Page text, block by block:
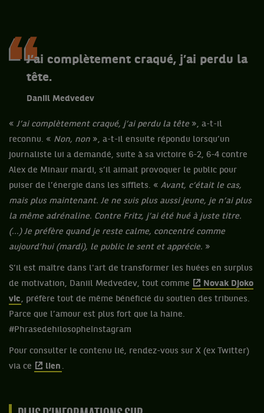
J’ai complètement craqué, j’ai perdu la
tête.
Daniil Medvedev
« J’ai complètement craqué, j’ai perdu la tête », a-t-il
reconnu. « Non, non », a-t-il ensuite répondu lorsqu’un
journaliste lui a demandé, suite à sa victoire 6-2, 6-4 contre
Alex de Minaur mardi, s’il aimait provoquer le public pour
puiser de l’énergie dans les sifflets. « Avant, c’était le cas,
mais plus maintenant. Je ne suis plus aussi jeune, je n’ai plus
la même adrénaline. Contre Fritz, j’ai été hué à juste titre.
(...) Je préfère quand je reste calme, concentré comme
aujourd’hui (mardi), le public le sent et apprécie. »
S’il est maître dans l'art de transformer les huées en surplus
de motivation, Daniil Medvedev, tout comme
Novak Djoko
vic, préfère tout de même bénéficié du soutien des tribunes.
Parce que l’amour est plus fort que la haine.
#PhrasedehilosopheInstagram
Pour consulter le contenu lié, rendez-vous sur X (ex Twitter)
via ce
lien .